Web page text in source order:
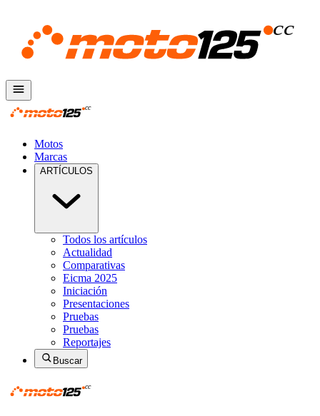
Motos
Marcas
ARTÍCULOS
Todos los artículos
Actualidad
Comparativas
Eicma 2025
Iniciación
Presentaciones
Pruebas
Pruebas
Reportajes
Buscar